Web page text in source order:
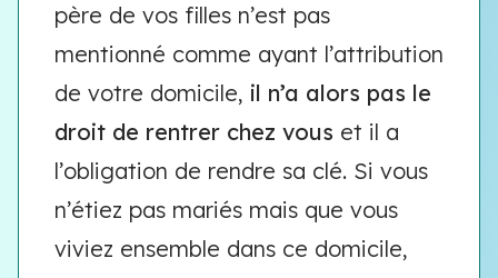
père de vos filles n’est pas
mentionné comme ayant l’attribution
de votre domicile, il n’a alors pas le
droit de rentrer chez vous et il a
l’obligation de rendre sa clé. Si vous
n’étiez pas mariés mais que vous
viviez ensemble dans ce domicile,